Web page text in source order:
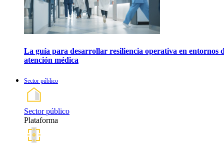
La guía para desarrollar resiliencia operativa en entornos
atención médica
Sector público
Sector público
Plataforma